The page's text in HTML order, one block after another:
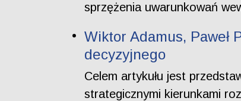
sprzężenia uwarunkowań
Wiktor Adamus,
decyzyjnego
Celem artykułu jest
strategicznymi kierunkami